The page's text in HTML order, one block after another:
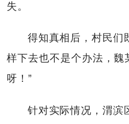
失。
得知真相后，村民们
样下去也不是个办法，魏
呀！”
针对实际情况，渭滨